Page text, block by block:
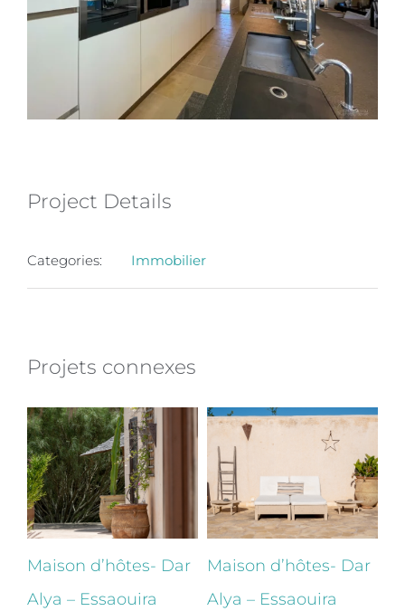
Project Details
Categories: Immobilier
Projets connexes
Maison d’hôtes- Dar
Alya – Essaouira
Maison d’hôtes- Dar
Alya – Essaouira